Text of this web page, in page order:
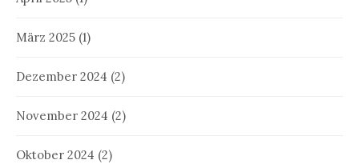
März 2025 (1)
Dezember 2024 (2)
November 2024 (2)
Oktober 2024 (2)